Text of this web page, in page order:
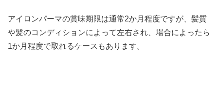
アイロンパーマの賞味期限は通常2か月程度ですが、髪質
や髪のコンディションによって左右され、場合によったら
1か月程度で取れるケースもあります。